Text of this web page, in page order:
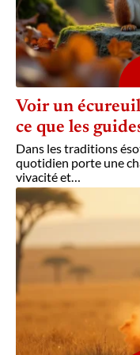
Voir un
ce que les
Dans les traditions
quotidien porte une
vivacité et…